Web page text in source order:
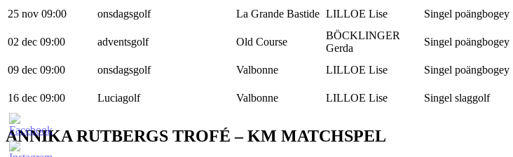
25 nov 09:00
onsdagsgolf La Grande Bastide LILLOE Lise Singel poängbogey
02 dec 09:00
adventsgolf Old Course
BÖCKLINGER
Gerda
Singel poängbogey
09 dec 09:00
onsdagsgolf Valbonne LILLOE Lise Singel poängbogey
16 dec 09:00
Luciagolf Valbonne LILLOE Lise Singel slaggolf
ANNIKA RUTBERGS TROFÉ – KM MATCHSPEL